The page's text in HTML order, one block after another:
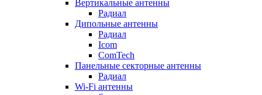
Вертикальные антенны
Радиал
Дипольные антенны
Радиал
Icom
ComTech
Панельные секторные антенны
Радиал
Wi-Fi антенны